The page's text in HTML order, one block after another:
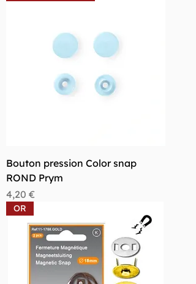
Bouton pression Color snap
ROND Prym
Prix
4,20 €
OR